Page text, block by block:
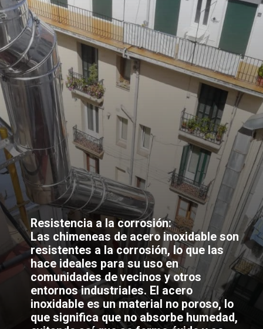
Resistencia a la corrosión:
Las chimeneas de acero inoxidable son
resistentes a la corrosión, lo que las
hace ideales para su uso en
comunidades de vecinos y otros
entornos industriales. El acero
inoxidable es un material no poroso, lo
que significa que no absorbe humedad,